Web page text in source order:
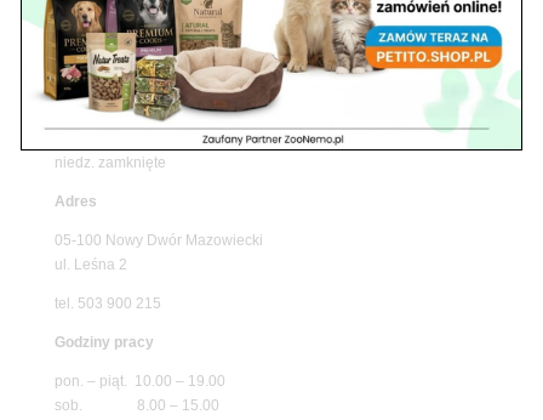
pawilon 134
tel./fax. 22 784 71 96
Godziny pracy
pon. – piąt. 10.00 – 19.00
niedz. zamknięte
Adres
05-100 Nowy Dwór Mazowiecki
ul. Leśna 2
tel. 503 900 215
Godziny pracy
pon. – piąt. 10.00 – 19.00
sob. 8.00 – 15.00